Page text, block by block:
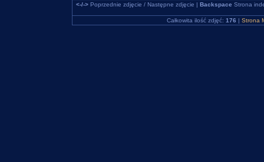
<-/->Poprzednie zdjęcie / Następne zdjęcie | Backspace Strona
Całkowita ilość zdjęć: 176 | Strona